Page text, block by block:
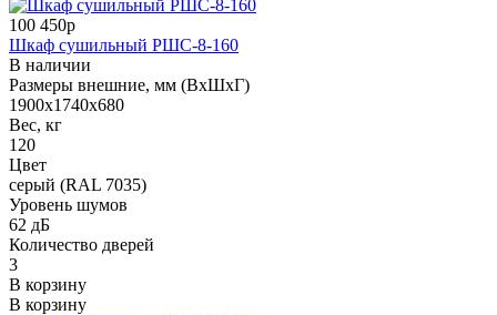
100 450р
Шкаф сушильный РШС-8-160
В наличии
Размеры внешние, мм (ВхШхГ)
1900х1740х680
Вес, кг
120
Цвет
серый (RAL 7035)
Уровень шумов
62 дБ
Количество дверей
3
В корзину
В корзину